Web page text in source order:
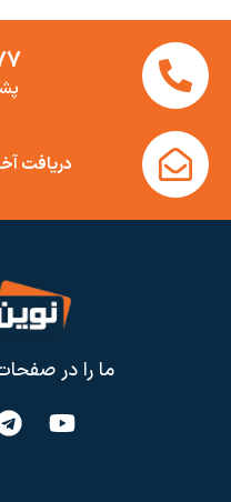
دریافت
ما را در